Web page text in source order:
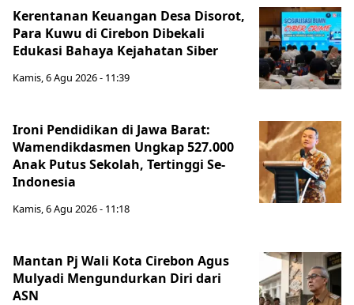
Kerentanan Keuangan Desa Disorot,
Para Kuwu di Cirebon Dibekali
Edukasi Bahaya Kejahatan Siber
Kamis, 6 Agu 2026 - 11:39
Ironi Pendidikan di Jawa Barat:
Wamendikdasmen Ungkap 527.000
Anak Putus Sekolah, Tertinggi Se-
Indonesia
Kamis, 6 Agu 2026 - 11:18
Mantan Pj Wali Kota Cirebon Agus
Mulyadi Mengundurkan Diri dari
ASN